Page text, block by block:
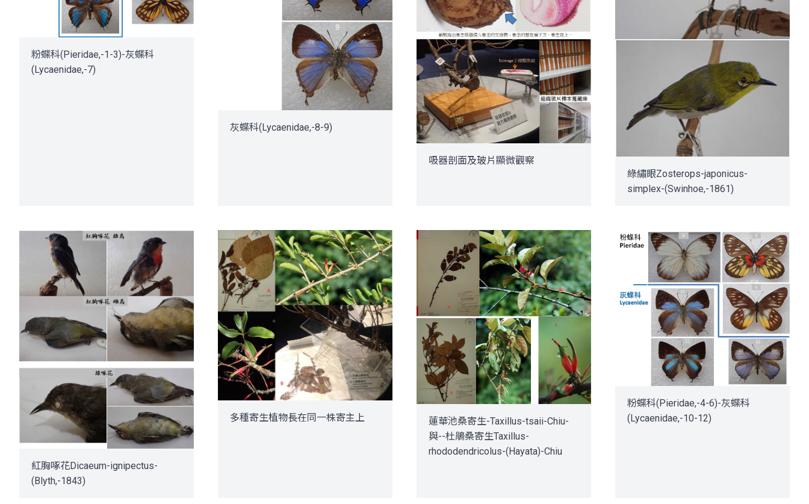
粉蝶科(Pieridae,-1-3)-灰蝶科
(Lycaenidae,-7)
灰蝶科(Lycaenidae,-8-9)
吸器剖面及玻片顯微觀察
綠繡眼Zosterops-japonicus-
simplex-(Swinhoe,-1861)
紅胸啄花Dicaeum-ignipectus-
(Blyth,-1843)
多種寄生植物長在同一株寄主上
蓮華池桑寄生-Taxillus-tsaii-Chiu-
與--杜鵑桑寄生Taxillus-
rhododendricolus-(Hayata)-Chiu
粉蝶科(Pieridae,-4-6)-灰蝶科
(Lycaenidae,-10-12)